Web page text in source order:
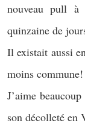
nouveau pull
quinzaine de
Il existait aussi
moins commune!
J’aime
son décolleté en